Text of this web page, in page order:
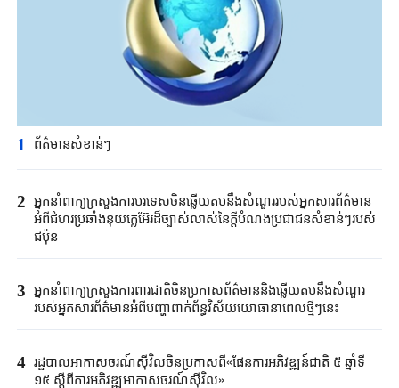
1 ព័ត៌មានសំខាន់ៗ​
2 អ្នកនាំពាក្យ​ក្រសួង​ការបរទេសចិន​ឆ្លើយតបនឹង​សំណួរ​របស់​អ្នកសារព័ត៌មាន​
អំពី​ជំហរ​ប្រ​ឆាំង​នុយក្លេអ៊ែរ​ដ៏ច្បាស់លាស់នៃ​ក្តី​បំណងប្រជាជន​សំខាន់ៗ​របស់
ជប៉ុន​
3 អ្នកនាំពាក្យក្រសួងការពារជាតិចិនប្រកាសព័ត៌មាននិងឆ្លើយតបនឹងសំណួរ
របស់អ្នកសារព័ត៌មានអំពីបញ្ហាពាក់ព័ន្ធវិស័យយោធានាពេលថ្មីៗនេះ
4 រដ្ឋបាលអាកាសចរណ៍ស៊ីវិលចិនប្រកាសពី«ផែនការអភិវឌ្ឍន៍ជាតិ ៥ ឆ្នាំទី
១៥ ស្តីពីការអភិវឌ្ឍអាកាសចរណ៍ស៊ីវិល»